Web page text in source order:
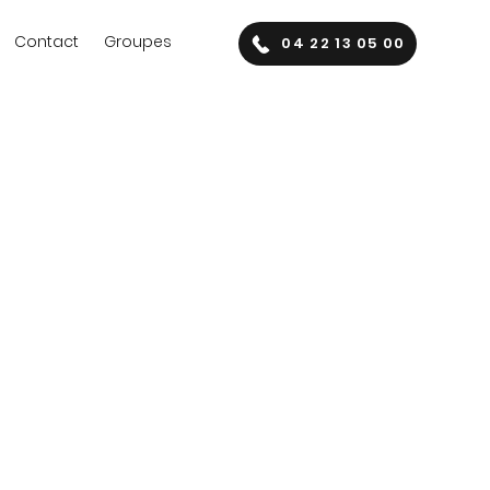
Contact Groupes 04 22 13 05 00